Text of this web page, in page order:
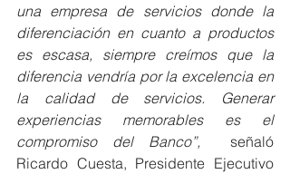
una empresa de servicios donde la
diferenciación en cuanto a productos
es escasa, siempre creímos que la
diferencia vendría por la excelencia en
la calidad de servicios. Generar
experiencias memorables es el
compromiso del Banco”, señaló
Ricardo Cuesta, Presidente Ejecutivo